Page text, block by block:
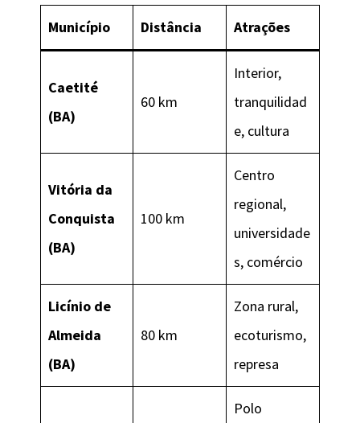
Município Distância Atrações
Caetité
(BA)
60 km
Interior,
tranquilidad
e, cultura
Vitória da
Conquista
(BA)
100 km
Centro
regional,
universidade
s, comércio
Licínio de
Almeida
(BA)
80 km
Zona rural,
ecoturismo,
represa
Polo